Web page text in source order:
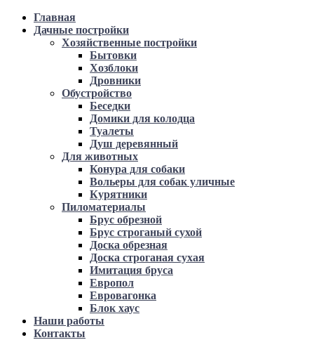
Главная
Дачные постройки
Хозяйственные постройки
Бытовки
Хозблоки
Дровники
Обустройство
Беседки
Домики для колодца
Туалеты
Душ деревянный
Для животных
Конура для собаки
Вольеры для собак уличные
Курятники
Пиломатериалы
Брус обрезной
Брус строганый сухой
Доска обрезная
Доска строганая сухая
Имитация бруса
Европол
Евровагонка
Блок хаус
Наши работы
Контакты